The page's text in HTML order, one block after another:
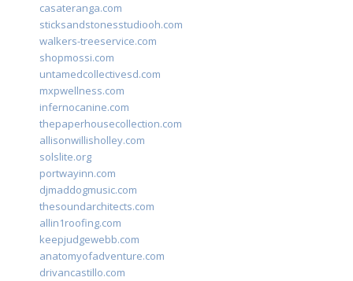
casateranga.com
sticksandstonesstudiooh.com
walkers-treeservice.com
shopmossi.com
untamedcollectivesd.com
mxpwellness.com
infernocanine.com
thepaperhousecollection.com
allisonwillisholley.com
solslite.org
portwayinn.com
djmaddogmusic.com
thesoundarchitects.com
allin1roofing.com
keepjudgewebb.com
anatomyofadventure.com
drivancastillo.com